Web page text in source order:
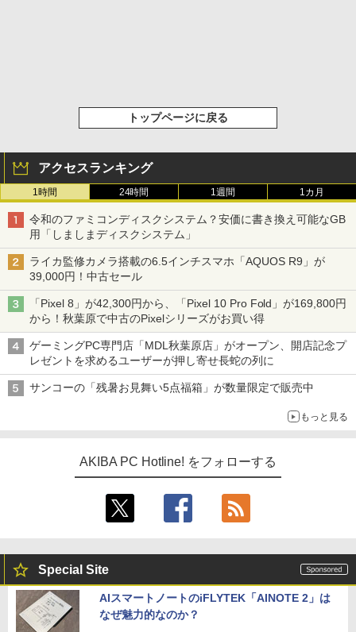
トップページに戻る
アクセスランキング
1時間 24時間 1週間 1カ月
令和のファミコンディスクシステム？安価に書き換え可能なGB
用「しましまディスクシステム」
ライカ監修カメラ搭載の6.5インチスマホ「AQUOS R9」が
39,000円！中古セール
「Pixel 8」が42,300円から、「Pixel 10 Pro Fold」が169,800円
から！秋葉原で中古のPixelシリーズがお買い得
ゲーミングPC専門店「MDL秋葉原店」がオープン、開店記念プ
レゼントを求めるユーザーが押し寄せ長蛇の列に
サンコーの「残暑お見舞い5点福箱」が数量限定で販売中
もっと見る
AKIBA PC Hotline! をフォローする
Special Site
AIスマートノートのiFLYTEK「AINOTE 2」は
なぜ魅力的なのか？